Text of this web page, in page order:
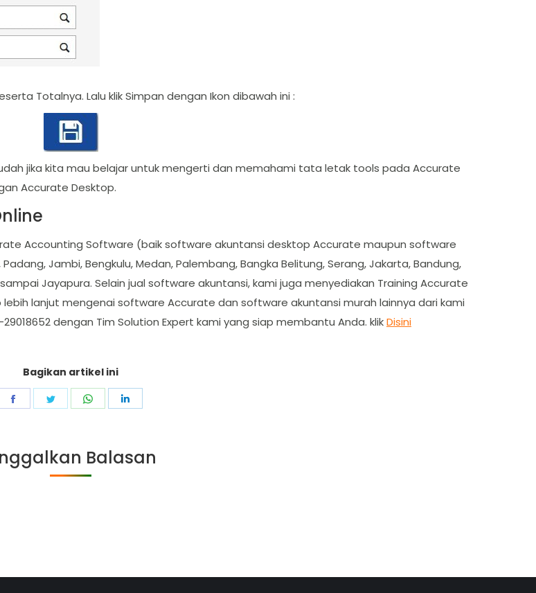
Totalnya. Lalu klik Simpan dengan Ikon dibawah ini :
jika kita mau belajar untuk mengerti dan memahami tata letak tools pada Accurate
Accurate Desktop.
Accounting Software (baik software akuntansi desktop Accurate maupun software
Jambi, Bengkulu, Medan, Palembang, Bangka Belitung, Serang, Jakarta, Bandung,
Jayapura. Selain jual software akuntansi, kami juga menyediakan Training Accurate
lanjut mengenai software Accurate dan software akuntansi murah lainnya dari kami
dengan Tim Solution Expert kami yang siap membantu Anda. klikDisini
Bagikan artikel ini
Share
Share
Share
Balasan